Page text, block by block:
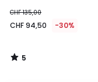
CHF 135,00
CHF 94,50 -30%
5
/